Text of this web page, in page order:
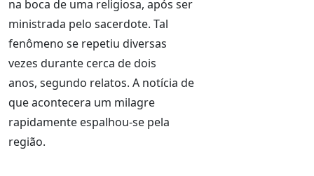
na boca de uma religiosa, após ser
ministrada pelo sacerdote. Tal
fenômeno se repetiu diversas
vezes durante cerca de dois
anos, segundo relatos. A notícia de
que acontecera um milagre
rapidamente espalhou-se pela
região.